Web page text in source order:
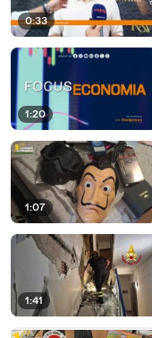
0:33
1:20
1:07
1:41